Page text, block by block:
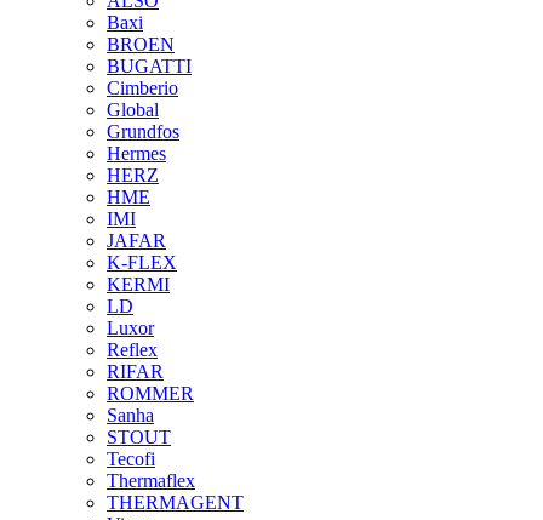
Baxi
BROEN
BUGATTI
Cimberio
Global
Grundfos
Hermes
HERZ
HME
IMI
JAFAR
K-FLEX
KERMI
LD
Luxor
Reflex
RIFAR
ROMMER
Sanha
STOUT
Tecofi
Thermaflex
THERMAGENT